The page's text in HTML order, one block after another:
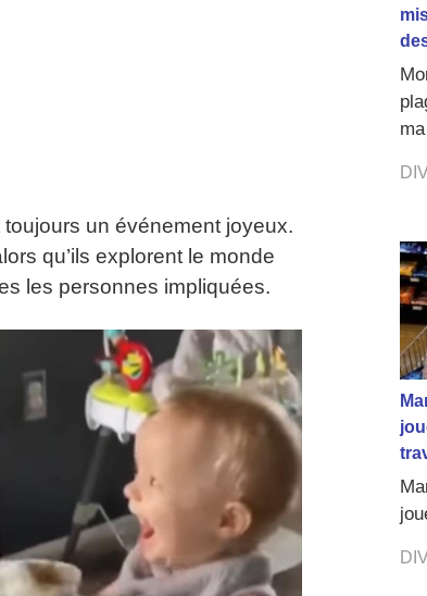
un événement joyeux.
qu’ils explorent le monde
les personnes impliquées.
ma